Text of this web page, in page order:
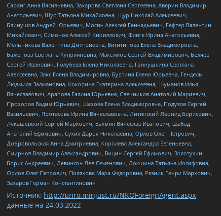
Саранг Анна Васильевна, Захарова Светлана Сергеевна, Аверин Владимир
Анатольевич, Щур Татьяна Михайловна, Щур Николай Алексеевич,
Блинушов Андрей Юрьевич, Мосин Алексей Геннадьевич, Гефтер Валентин
Михайлович, Симонов Алексей Кириллович, Флиге Ирина Анатольевна,
Мельникова Валентина Дмитриевна, Вититинова Елена Владимировна,
Баженова Светлана Куприяновна, Максимов Сергей Владимирович, Беляев
Сергей Иванович, Голубева Елена Николаевна, Ганнушкина Светлана
Алексеевна, Закс Елена Владимировна, Буртина Елена Юрьевна, Гендель
Людмила Залмановна, Кокорина Екатерина Алексеевна, Шуманов Илья
Вячеславович, Арапова Галина Юрьевна, Свечников Анатолий Мариевич,
Прохоров Вадим Юрьевич, Шахова Елена Владимировна, Подузов Сергей
Васильевич, Протасова Ирина Вячеславовна, Литинский Леонид Борисович,
Лукашевский Сергей Маркович, Бахмин Вячеслав Иванович, Шабад
Анатолий Ефимович, Сухих Дарья Николаевна, Орлов Олег Петрович,
Добровольская Анна Дмитриевна, Королева Александра Евгеньевна,
Смирнов Владимир Александрович, Вицин Сергей Ефимович, Золотухин
Борис Андреевич, Левинсон Лев Семенович, Локшина Татьяна Иосифовна,
Орлов Олег Петрович, Полякова Мара Федоровна, Резник Генри Маркович,
Захаров Герман Константинович
Источник: http://unro.minjust.ru/NKOForeignAgent.aspx
данные на 24.03.2022